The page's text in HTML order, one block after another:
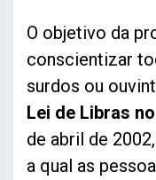
O objetivo da
conscientizar
surdos ou
Lei de Libras
de abril de
a qual as